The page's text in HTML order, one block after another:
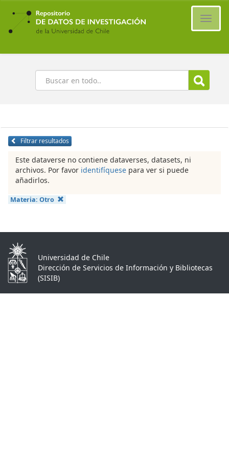
Ir
contenido
principal
Buscar
Filtrar resultados
Este dataverse no contiene dataverses, datasets, ni
archivos. Por favor identifíquese para ver si puede
añadirlos.
Materia: Otro
Universidad de Chile
Dirección de Servicios de Información y Bibliotecas
(SISIB)